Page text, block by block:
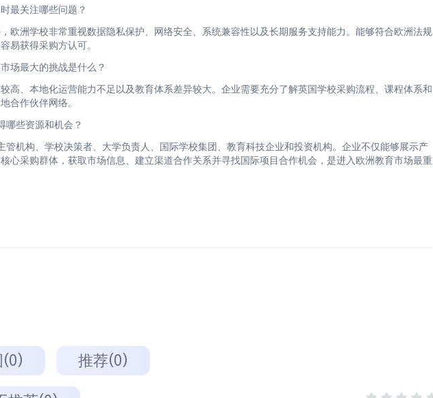
最关注哪些问题？
欧洲学校非常重视数据隐私保护、网络安全、系统兼容性以及长期服务支持能力。能够符合欧洲法规
易获得采购方认可。
场最大的挑战是什么？
高、本地化运营能力不足以及教育体系差异较大。企业需要充分了解英国学校采购流程、课程体系和
合作伙伴网络。
哪些资源和机会？
管机构、学校决策者、大学负责人、国际学校集团、教育科技企业和投资机构。企业不仅能够展示产
心采购群体，获取市场信息、建立渠道合作关系并寻找国际项目合作机会，是进入欧洲教育市场最重
(0) 推荐(0)